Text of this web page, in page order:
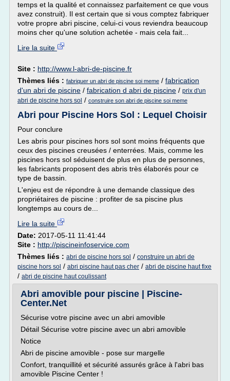
temps et la qualité et connaissez parfaitement ce que vous
avez construit). Il est certain que si vous comptez fabriquer
votre propre abri piscine, celui-ci vous reviendra beaucoup
moins cher qu'une solution achetée - mais cela fait...
Lire la suite
Site : http://www.l-abri-de-piscine.fr
Thèmes liés : fabriquer un abri de piscine soi meme / fabrication
d'un abri de piscine / fabrication d abri de piscine / prix d'un
abri de piscine hors sol / construire son abri de piscine soi meme
Abri pour Piscine Hors Sol : Lequel Choisir
Pour conclure
Les abris pour piscines hors sol sont moins fréquents que
ceux des piscines creusées / enterrées. Mais, comme les
piscines hors sol séduisent de plus en plus de personnes,
les fabricants proposent des abris très élaborés pour ce
type de bassin.
L'enjeu est de répondre à une demande classique des
propriétaires de piscine : profiter de sa piscine plus
longtemps au cours de...
Lire la suite
Date: 2017-05-11 11:41:44
Site : http://piscineinfoservice.com
Thèmes liés : abri de piscine hors sol / construire un abri de
piscine hors sol / abri piscine haut pas cher / abri de piscine haut fixe
/ abri de piscine haut coulissant
Abri amovible pour piscine | Piscine-
Center.Net
Sécurise votre piscine avec un abri amovible
Détail Sécurise votre piscine avec un abri amovible
Notice
Abri de piscine amovible - pose sur margelle
Confort, tranquillité et sécurité assurés grâce à l'abri bas
amovible Piscine Center !